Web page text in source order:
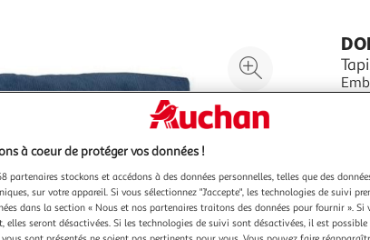
Agrandir
à
200%
Réduire
l'illustration
100
%
le
produit
En
à coeur de protéger vos données !
partenaires stockons et accédons à des données personnelles, telles que des
sur votre appareil. Si vous sélectionnez "J'accepte", les technologies de suivi
dans la section « Nous et nos partenaires traitons des données pour fournir ». Si
elles seront désactivées. Si les technologies de suivi sont désactivées, il est